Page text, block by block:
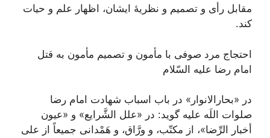
مقابل‌ رأی‌ و تصمیم‌ و نظریۀ ایشان‌، اظهار علم‌ و حیات‌
كند.
احتجاج‌ مرد صوفی‌ با مأمون‌ و تصمیم‌ مأمون‌ به‌ قتل‌
امام‌ رضا علیه‌ السّلام
در «بحارالانوار» در باب‌ اسباب‌ شهادت‌ امام‌ رضا
صلوات‌ اللَه‌ علیه‌ گوید: در «علل‌ الشَّرایع‌» و «عیون‌
أخبار الرِّضا»، از مكتّب‌، و ورَّاق‌، و هَمْدانی‌ جمیعاً از علی‌